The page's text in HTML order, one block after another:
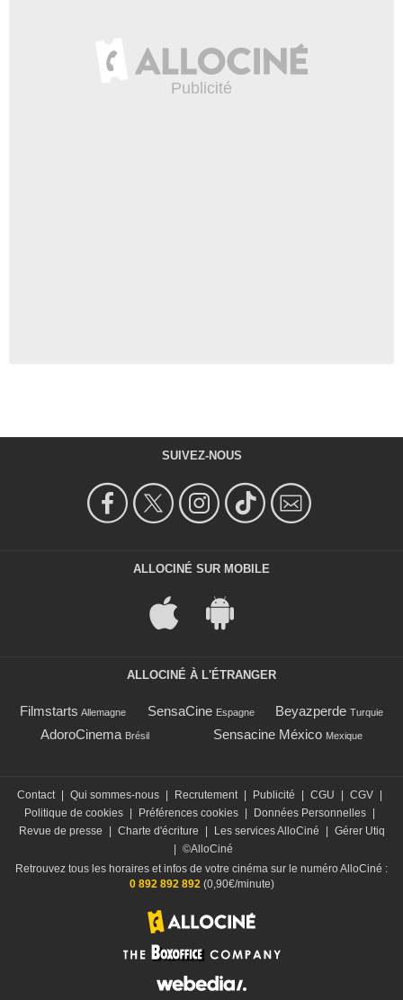
SUIVEZ-NOUS
ALLOCINÉ SUR MOBILE
ALLOCINÉ À L'ÉTRANGER
Filmstarts Allemagne SensaCine Espagne Beyazperde Turquie
AdoroCinema Brésil Sensacine México Mexique
Contact Qui sommes-nous Recrutement Publicité CGU CGV
Politique de cookies
Préférences cookies Données Personnelles
Revue de presse
Charte d'écriture Les services AlloCiné
Gérer Utiq
©AlloCiné
Retrouvez tous les horaires et infos de votre cinéma sur le numéro AlloCiné :
0 892 892 892(0,90€/minute)